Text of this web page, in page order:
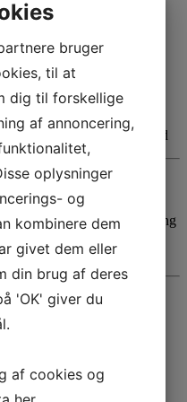
advarselslampe til ethvert
til danske veje og
medfølgende beslag
og lang holdbarhed
– vi tilbyder hurtig levering
til valg af
og en advarselsblink?
lampe – men
som sikkerhedsmarkør i
bruger
til at
dig til forskellige
af annoncering,
oplysninger
og
kombinere dem
givet dem eller
din brug af deres
'OK' giver du
af cookies og